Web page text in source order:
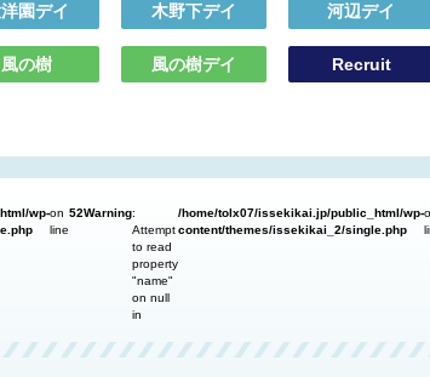
園デイ 木野下デイ 河辺デイ
風の樹 風の樹デイ Recruit
wp-on
line
52Warning:
Attempt
to read
property
"name"
on null
in
/home/tolx07/issekikai.jp/public_html/wp-
content/themes/issekikai_2/single.php